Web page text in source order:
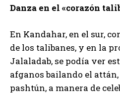
Danza en el «corazón
En Kandahar, en el sur,
de los talibanes, y en la
Jalaladab, se podía ver
afganos bailando el
pashtún, a manera de